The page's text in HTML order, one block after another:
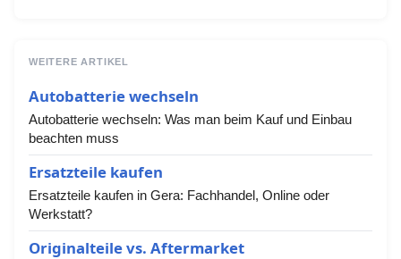
WEITERE ARTIKEL
Autobatterie wechseln
Autobatterie wechseln: Was man beim Kauf und Einbau
beachten muss
Ersatzteile kaufen
Ersatzteile kaufen in Gera: Fachhandel, Online oder
Werkstatt?
Originalteile vs. Aftermarket